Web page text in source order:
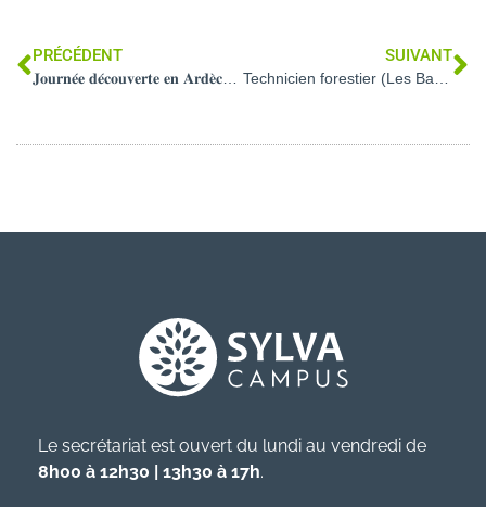
PRÉCÉDENT SUIVANT
Le secrétariat est ouvert du lundi au vendredi de
8h00 à 12h30 | 13h30 à 17h.